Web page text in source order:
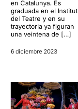
en Catalunya. Es
graduada en el Institut
del Teatre y en su
trayectoria ya figuran
una veintena de […]
6 diciembre 2023